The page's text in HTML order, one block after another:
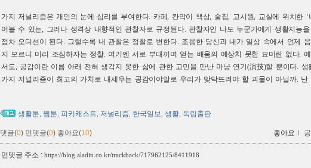
가지 저널리즘은 개인의 눈에 심리를 부여한다. 카페, 칸막이 책상, 술집, 고시원, 교실에 위치한 ‘
어볼 수 있는, 그러나 성격상 내향적인 관찰자로 규정된다. 관찰자인 나도 누군가에게 생활지능
점차 오디션이 된다. 그럴수록 내 관찰은 정찰로 변한다. 조용한 당신과 내가 일상 속에서 언제
지 모르니 미리 조심하자는 정찰. 여기엔 서로 부대끼며 얻는 배움의 예상치 못한 묘미란 없다.
서도, 공감이란 이름 아래 전혀 생각지 못한 삶에 관한 고민을 만난 마냥 연기(演技)할 뿐이다. 생
가지 저널리즘이 최고의 가치로 내세우는 공감이야말로 우리가 맞닥뜨려야 할 괴물이 아닐까.
생활툰 웹툰 피키캐스트 저널리즘 한국일보 생활 독립출판
댓글(0) 먼댓글(0) 좋아요(10) 좋아요 ｌ
먼댓글 주소 : https://blog.aladin.co.kr/trackback/717962125/8411918